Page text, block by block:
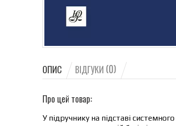
ОПИС ВІДГУКИ (0)
Про цей товар:
У підручнику на підставі